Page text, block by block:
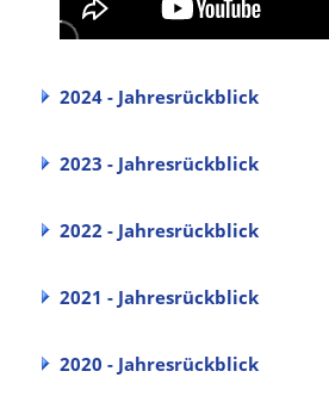
2024 - Jahresrückblick
2023 - Jahresrückblick
2022 - Jahresrückblick
2021 - Jahresrückblick
2020 - Jahresrückblick